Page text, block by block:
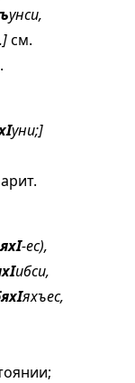
унси,
см.
уни;]
-ес),
ибси,
яхъес,